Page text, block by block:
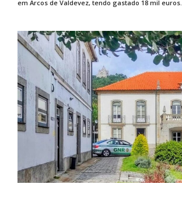
em Arcos de Valdevez, tendo gastado 18 mil euros.